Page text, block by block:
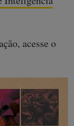
acesse o